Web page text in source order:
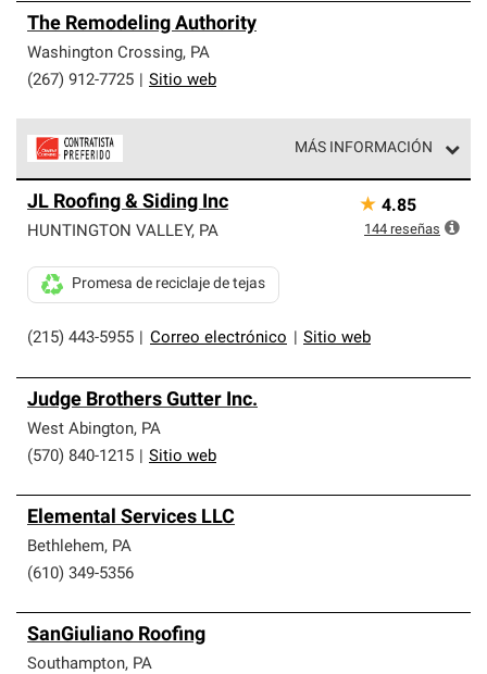
The Remodeling Authority
Washington Crossing, PA
(267) 912-7725
Sitio web
MÁS INFORMACIÓN
parte de una red exclusiva de profesionales de techos
que cumplen con altos estándares y requisitos estrictos
JL Roofing & Siding Inc
HUNTINGTON VALLEY, PA
(215) 443-5955 Correo electrónico Sitio web
Promesa de reciclaje de tejas
★ 4.85
144 reseñas
Judge Brothers Gutter Inc.
West Abington, PA
(570) 840-1215
Sitio web
Elemental Services LLC
Bethlehem, PA
(610) 349-5356
SanGiuliano Roofing
Southampton, PA